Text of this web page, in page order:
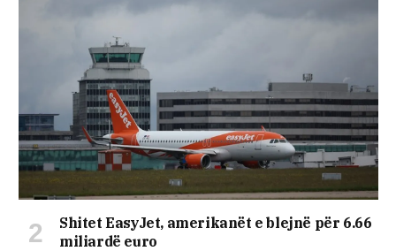
Shitet EasyJet, amerikanët e blejnë për 6.66
miliardë euro